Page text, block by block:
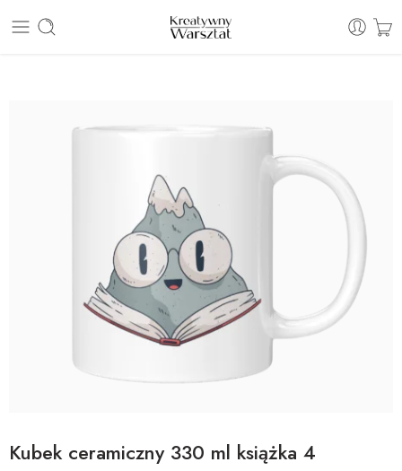
E: sklep@kreatywnywarsztat.pl | T: +48 530 933 786
Kubek ceramiczny 330 ml książka 4